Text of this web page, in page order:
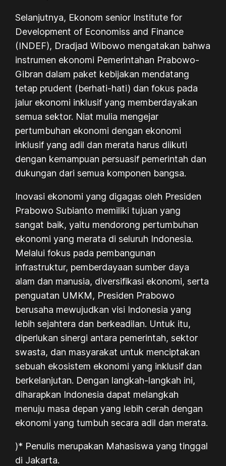
Selanjutnya, Ekonom senior Institute for
Development of Economiss and Finance
(INDEF), Dradjad Wibowo mengatakan bahwa
instrumen ekonomi Pemerintahan Prabowo-
Gibran dalam paket kebijakan mendatang
tetap prudent (berhati-hati) dan fokus pada
jalur ekonomi inklusif yang memberdayakan
semua sektor. Niat mulia mengejar
pertumbuhan ekonomi dengan ekonomi
inklusif yang adil dan merata harus diikuti
dengan kemampuan persuasif pemerintah dan
dukungan dari semua komponen bangsa.
Inovasi ekonomi yang digagas oleh Presiden
Prabowo Subianto memiliki tujuan yang
sangat baik, yaitu mendorong pertumbuhan
ekonomi yang merata di seluruh Indonesia.
Melalui fokus pada pembangunan
infrastruktur, pemberdayaan sumber daya
alam dan manusia, diversifikasi ekonomi, serta
penguatan UMKM, Presiden Prabowo
berusaha mewujudkan visi Indonesia yang
lebih sejahtera dan berkeadilan. Untuk itu,
diperlukan sinergi antara pemerintah, sektor
swasta, dan masyarakat untuk menciptakan
sebuah ekosistem ekonomi yang inklusif dan
berkelanjutan. Dengan langkah-langkah ini,
diharapkan Indonesia dapat melangkah
menuju masa depan yang lebih cerah dengan
ekonomi yang tumbuh secara adil dan merata.
)* Penulis merupakan Mahasiswa yang tinggal
di Jakarta.